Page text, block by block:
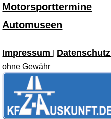
Motorsporttermine
Automuseen
Impressum Datenschutz
ohne Gewähr